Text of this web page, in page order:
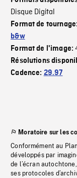
Disque Digital
Format de
b&w
Format de l'image:
Résolutions
Cadence: 29.97
Moratoire sur les
Conformément au
développés par
de l’écran
ses protocoles